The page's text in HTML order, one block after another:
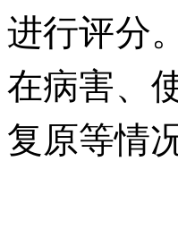
进行评分
在病害、
复原等情